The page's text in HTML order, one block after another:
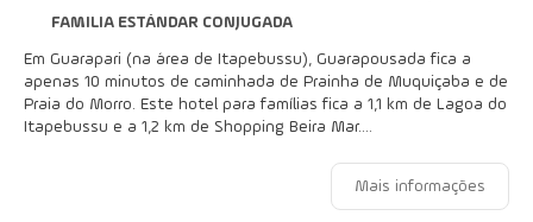
FAMILIA ESTÁNDAR CONJUGADA
Em Guarapari (na área de Itapebussu), Guarapousada fica a
apenas 10 minutos de caminhada de Prainha de Muquiçaba e de
Praia do Morro. Este hotel para famílias fica a 1,1 km de Lagoa do
Itapebussu e a 1,2 km de Shopping Beira Mar.
Aproveite opções de lazer, como uma piscina externa, ou aprecie
a vista em um jardim. Este hotel também oferece Wi-Fi de
Mais informações